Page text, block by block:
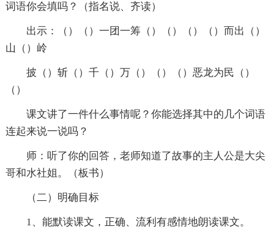
词语你会填吗？（指名说、齐读）
出示：（）（）一团一筹（）（）（）（）而出（）
山（）岭
披（）斩（）千（）万（）（）（）恶龙为民（）
（）
课文讲了一件什么事情呢？你能选择其中的几个词语
连起来说一说吗？
师：听了你的回答，老师知道了故事的主人公是大尖
哥和水社姐。（板书）
（二）明确目标
1、能默读课文，正确、流利有感情地朗读课文。